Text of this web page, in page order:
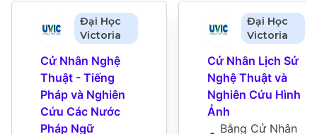
Đại Học
Victoria
Cử Nhân Nghệ
Thuật - Tiếng
Pháp và Nghiên
Cứu Các Nước
Pháp Ngữ
Đại Học
Victoria
Cử Nhân Lịch Sử
Nghệ Thuật và
Nghiên Cứu Hình
Ảnh
Bằng Cử Nhân